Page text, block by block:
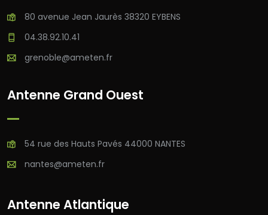
80 avenue Jean Jaurès 38320 EYBENS
04.38.92.10.41
grenoble@ameten.fr
Antenne Grand Ouest
54 rue des Hauts Pavés 44000 NANTES
nantes@ameten.fr
Antenne Atlantique